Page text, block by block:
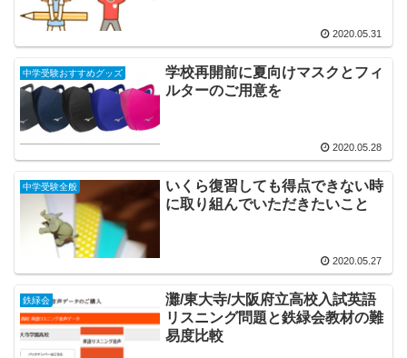
2020.05.31
中学受験おすすめグッズ
学校再開前に夏向けマスクとフィ
ルターのご用意を
2020.05.28
中学受験全般
いくら復習しても得点できない時
に取り組んでいただきたいこと
2020.05.27
鉄緑会
灘/東大寺/大阪府立高校入試英語
リスニング問題と鉄緑会教材の難
易度比較